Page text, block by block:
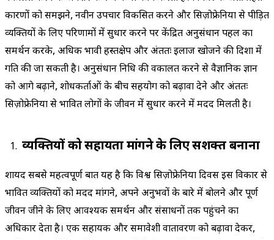
कारणों को समझने, नवीन उपचार विकसित करने और सिज़ोफ्रेनिया से पीड़ित
व्यक्तियों के लिए परिणामों में सुधार करने पर केंद्रित अनुसंधान पहल का
समर्थन करके, अधिक प्रभावी हस्तक्षेप और अंततः इलाज खोजने की दिशा में
प्रगति की जा सकती है। अनुसंधान निधि की वकालत करने से वैज्ञानिक ज्ञान
को आगे बढ़ाने, शोधकर्ताओं के बीच सहयोग को बढ़ावा देने और अंततः
सिज़ोफ्रेनिया से प्रभावित लोगों के जीवन में सुधार करने में मदद मिलती है।
व्यक्तियों को सहायता मांगने के लिए सशक्त बनाना
शायद सबसे महत्वपूर्ण बात यह है कि विश्व सिज़ोफ्रेनिया दिवस इस विकार से
प्रभावित व्यक्तियों को मदद मांगने, अपने अनुभवों के बारे में बोलने और पूर्ण
जीवन जीने के लिए आवश्यक समर्थन और संसाधनों तक पहुंचने का
अधिकार देता है। एक सहायक और समावेशी वातावरण को बढ़ावा देकर,